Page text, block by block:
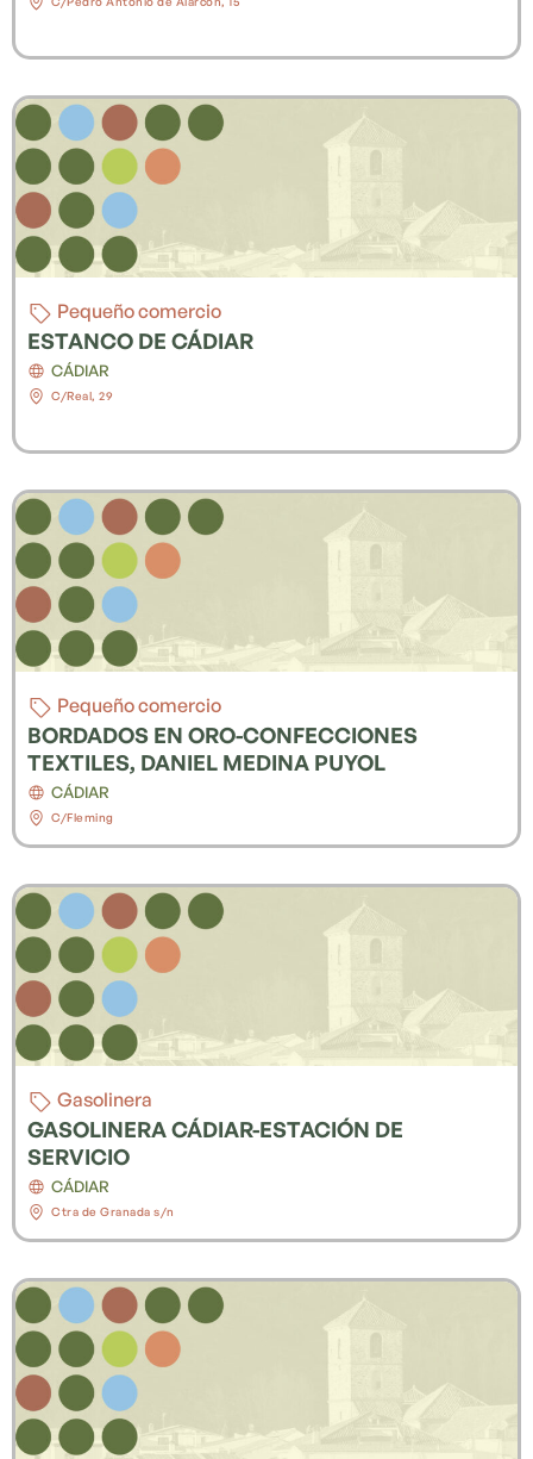
Pequeño comercio
ESTANCO DE CÁDIAR
CÁDIAR
C/Real, 29
Pequeño comercio
BORDADOS EN ORO-CONFECCIONES
TEXTILES, DANIEL MEDINA PUYOL
CÁDIAR
C/Fleming
Gasolinera
GASOLINERA CÁDIAR-ESTACIÓN DE
SERVICIO
CÁDIAR
Ctra de Granada s/n